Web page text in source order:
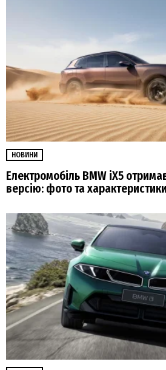
НОВИНИ
Електромобіль BMW iX5
версію: фото та характеристики